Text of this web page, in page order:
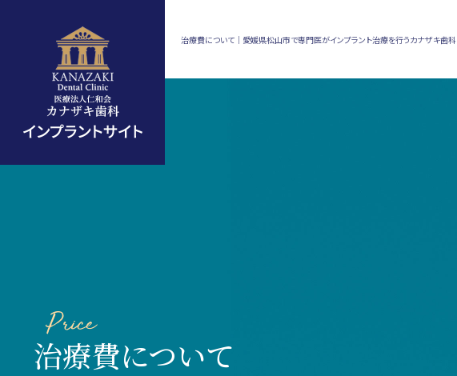
治療費について｜愛媛県松山市で専門医がインプラント治療を行うカナザキ歯科
Price
治療費について